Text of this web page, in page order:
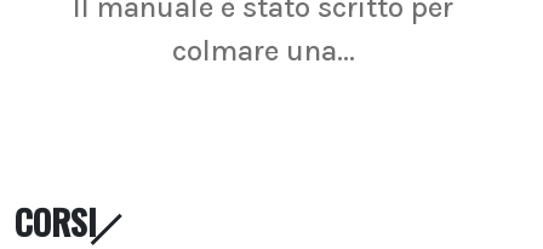
Il manuale è stato scritto per
colmare una...
CORSI